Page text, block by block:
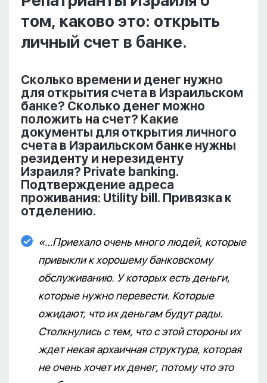
том, каково это: открыть
личный счет в банке.
Сколько времени и денег нужно
для открытия счета в Израильском
банке? Сколько денег можно
положить на счет? Какие
документы для открытия личного
счета в Израильском банке нужны
резиденту и нерезиденту
Израиля? Private banking.
Подтверждение адреса
проживания: Utility bill. Привязка к
отделению.
«…Приехало очень много людей, которые
привыкли к хорошему банковскому
обслуживанию. У которых есть деньги,
которые нужно перевести. Которые
ожидают, что их деньгам будут рады.
Столкнулись с тем, что с этой стороны их
ждет некая архаичная структура, которая
не очень хочет их денег, потому что это